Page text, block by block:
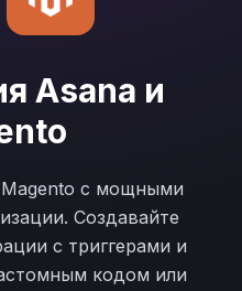
Asana и
Magento с мощными
Создавайте
с триггерами и
кодом или